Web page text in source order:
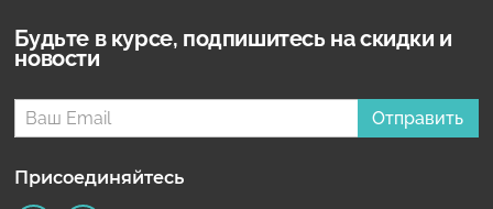
Будьте в курсе, подпишитесь на скидки и
новости
Отправить
Присоединяйтесь